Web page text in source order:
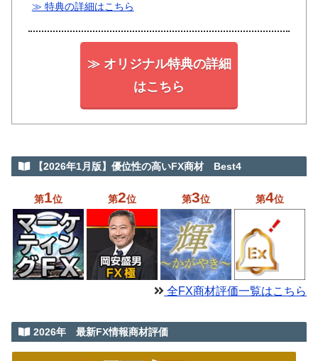
≫ 特典の詳細はこちら
≫ オリジナル特典の詳細
はこちら
【2026年1月版】優位性の高いFX商材 Best4
第1位 第2位 第3位 第4位
全FX商材評価一覧はこちら
2026年 最新FX情報商材評価